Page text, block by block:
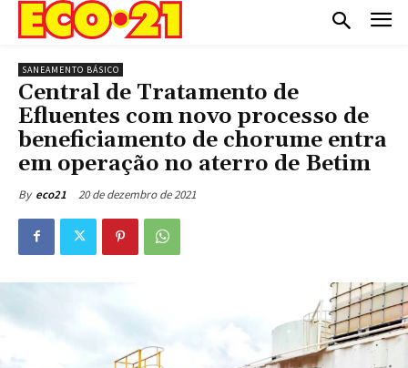
SANEAMENTO BÁSICO
Central de Tratamento de
Efluentes com novo processo de
beneficiamento de chorume entra
em operação no aterro de Betim
By eco21 20 de dezembro de 2021